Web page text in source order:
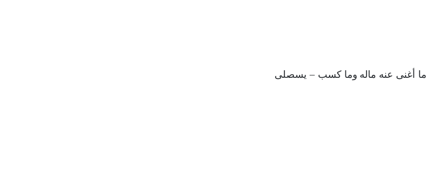
ما أغنى عنه ماله وما كسب – يسصلى